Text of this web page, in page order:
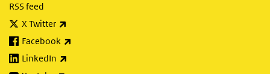
RSS feed
X Twitter
Facebook
LinkedIn